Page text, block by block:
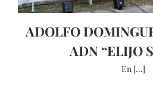
ADOLFO
ADN “ELIJO
En [...]